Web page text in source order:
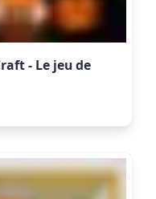
- Le jeu de